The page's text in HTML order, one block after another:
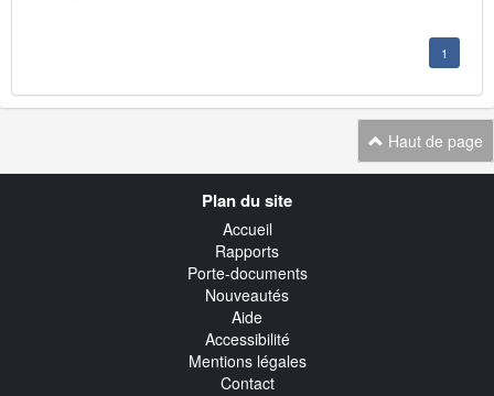
1
Haut de page
Plan du site
Accueil
Rapports
Porte-documents
Nouveautés
Aide
Accessibilité
Mentions légales
Contact